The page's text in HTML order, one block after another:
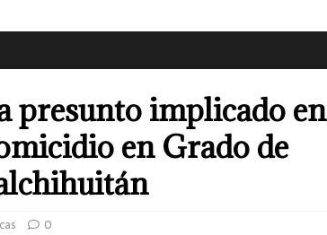
presunto implicado en
en Grado de
0